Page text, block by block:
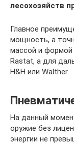
лесохозяйств
Главное
мощность, а
массой и формой
Rastat, а для
H&H или Walther.
На данный
оружие без
энергии не